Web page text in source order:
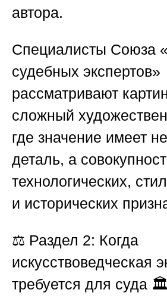
автора.
Специалисты Союза
судебных экспертов»
рассматривают
сложный
где значение имеет
деталь, а
технологических,
и исторических
⚖️ Раздел 2: Когда
искусствоведческая
требуется для суда 🏛️